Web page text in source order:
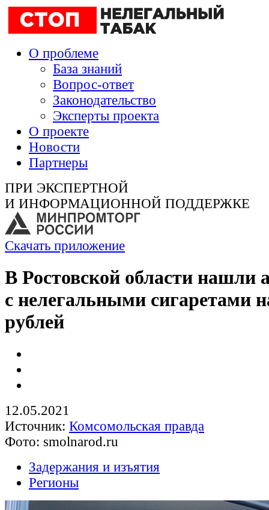
О проблеме
База знаний
Вопрос-ответ
Законодательство
Эксперты проекта
О проекте
Новости
Партнеры
ПРИ ЭКСПЕРТНОЙ
И ИНФОРМАЦИОННОЙ ПОДДЕРЖКЕ
Скачать приложение
В Ростовской области нашли
с нелегальными сигаретами
рублей
12.05.2021
Источник: Комсомольская правда
Фото: smolnarod.ru
Задержания и изъятия
Регионы